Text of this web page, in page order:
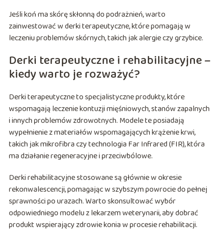
Jeśli koń ma skórę skłonną do podrażnień, warto
zainwestować w derki terapeutyczne, które pomagają w
leczeniu problemów skórnych, takich jak alergie czy grzybice.
Derki terapeutyczne i rehabilitacyjne –
kiedy warto je rozważyć?
Derki terapeutyczne to specjalistyczne produkty, które
wspomagają leczenie kontuzji mięśniowych, stanów zapalnych
i innych problemów zdrowotnych. Modele te posiadają
wypełnienie z materiałów wspomagających krążenie krwi,
takich jak mikrofibra czy technologia Far Infrared (FIR), która
ma działanie regeneracyjne i przeciwbólowe.
Derki rehabilitacyjne stosowane są głównie w okresie
rekonwalescencji, pomagając w szybszym powrocie do pełnej
sprawności po urazach. Warto skonsultować wybór
odpowiedniego modelu z lekarzem weterynarii, aby dobrać
produkt wspierający zdrowie konia w procesie rehabilitacji.